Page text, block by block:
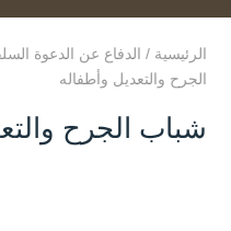
الرئيسية / الدفاع عن الدعوة
الجرح والتعديل وأطفاله
شباب الجرح